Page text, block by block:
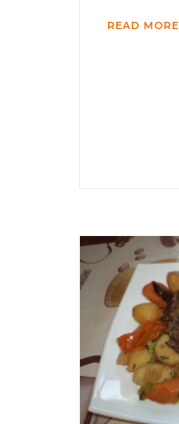
READ MORE